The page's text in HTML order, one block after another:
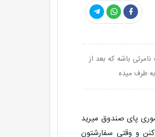
باشه که بعد از
طرف میده
پای صندوق میرید
و وقتی سفارشتون